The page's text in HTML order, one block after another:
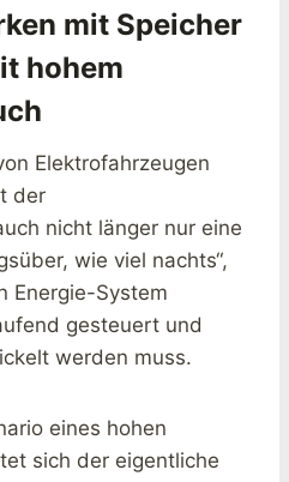
mit Speicher
hohem
Elektrofahrzeugen
der
nicht länger nur eine
wie viel nachts“,
Energie-System
gesteuert und
werden muss.
eines hohen
sich der eigentliche